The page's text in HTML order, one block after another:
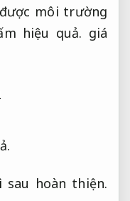
môi trường
hiệu quả. giá
sau hoàn thiện.